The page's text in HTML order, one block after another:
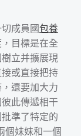
成員國包養
目標是在全
立并擴展現
或直接把持
還要加大力
此傳遞相干
準了特定的
個妹妹和一個